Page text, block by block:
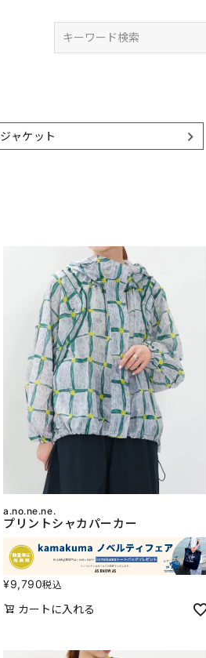
ジャケット
a.no.ne.ne.
プリントシャカパーカー
¥9,790税込
カートに入れる